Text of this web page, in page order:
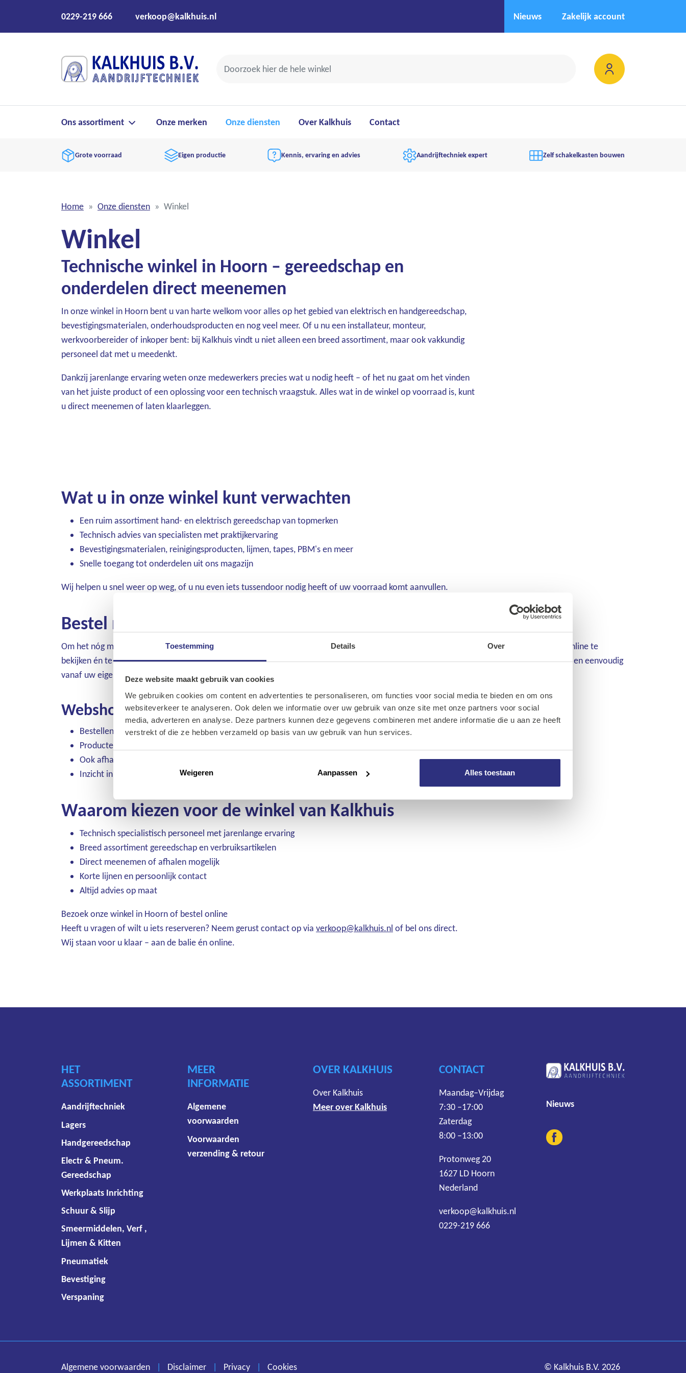
Toestemming Details Over
Deze website maakt gebruik van cookies
We gebruiken cookies om content en advertenties te personaliseren, om functies voor social media te bieden en om ons
websiteverkeer te analyseren. Ook delen we informatie over uw gebruik van onze site met onze partners voor social
media, adverteren en analyse. Deze partners kunnen deze gegevens combineren met andere informatie die u aan ze heeft
verstrekt of die ze hebben verzameld op basis van uw gebruik van hun services.
Weigeren Aanpassen Alles toestaan
Onze diensten
Over Kalkhuis
Contact
0229-219 666 verkoop@kalkhuis.nl Nieuws Zakelijk account
Ons assortiment Onze merken Onze diensten Over Kalkhuis Contact
Grote voorraad Eigen productie Kennis, ervaring en advies Aandrijftechniek expert Zelf schakelkasten bouwen
Home Onze diensten Winkel
Winkel
Technische winkel in Hoorn – gereedschap en
onderdelen direct meenemen
In onze winkel in Hoorn bent u van harte welkom voor alles op het gebied van elektrisch en handgereedschap,
bevestigingsmaterialen, onderhoudsproducten en nog veel meer. Of u nu een installateur, monteur,
werkvoorbereider of inkoper bent: bij Kalkhuis vindt u niet alleen een breed assortiment, maar ook vakkundig
personeel dat met u meedenkt.
Dankzij jarenlange ervaring weten onze medewerkers precies wat u nodig heeft – of het nu gaat om het vinden
van het juiste product of een oplossing voor een technisch vraagstuk. Alles wat in de winkel op voorraad is, kunt
u direct meenemen of laten klaarleggen.
Wat u in onze winkel kunt verwachten
Een ruim assortiment hand- en elektrisch gereedschap van topmerken
Technisch advies van specialisten met praktijkervaring
Bevestigingsmaterialen, reinigingsproducten, lijmen, tapes, PBM's en meer
Snelle toegang tot onderdelen uit ons magazijn
Wij helpen u snel weer op weg, of u nu even iets tussendoor nodig heeft of uw voorraad komt aanvullen.
Bestel nu ook eenvoudig via onze webshop
Om het nóg makkelijker te maken, hebben we sinds 2025 ook een uitgebreide webshop. Een groot deel van ons assortiment is daar 24/7 online te
bekijken én te bestellen. Of het nu gaat om een incidentele aankoop of om de structurele bevoorrading van uw werkplaats – u bestelt snel en eenvoudig
vanaf uw eigen bureau of mobiel.
Webshopvoordelen:
Bestellen wanneer het ú uitkomt – 24/7 toegankelijk
Producten uit voorraad worden de volgende werkdag geleverd
Ook afhalen in de winkel is mogelijk – kies wat u het beste uitkomt
Inzicht in eerdere bestellingen via uw persoonlijke account
Waarom kiezen voor de winkel van Kalkhuis
Technisch specialistisch personeel met jarenlange ervaring
Breed assortiment gereedschap en verbruiksartikelen
Direct meenemen of afhalen mogelijk
Korte lijnen en persoonlijk contact
Altijd advies op maat
Bezoek onze winkel in Hoorn of bestel online
Heeft u vragen of wilt u iets reserveren? Neem gerust contact op via verkoop@kalkhuis.nl of bel ons direct.
Wij staan voor u klaar – aan de balie én online.
HET
ASSORTIMENT
Aandrijftechniek
Lagers
Handgereedschap
Electr & Pneum.
Gereedschap
Werkplaats Inrichting
Schuur & Slijp
Smeermiddelen, Verf ,
Lijmen & Kitten
Pneumatiek
Bevestiging
Verspaning
MEER
INFORMATIE
Algemene
voorwaarden
Voorwaarden
verzending & retour
OVER KALKHUIS
Over Kalkhuis
Meer over Kalkhuis
CONTACT
Maandag–Vrijdag
7:30 –17:00
Zaterdag
8:00 –13:00
Protonweg 20
1627 LD Hoorn
Nederland
verkoop@kalkhuis.nl
0229-219 666
Nieuws
Algemene voorwaarden | Disclaimer | Privacy | Cookies © Kalkhuis B.V. 2026